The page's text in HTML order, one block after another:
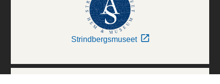
Strindbergsmuseet